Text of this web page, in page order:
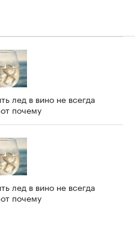
лед в вино не всегда
почему
лед в вино не всегда
почему